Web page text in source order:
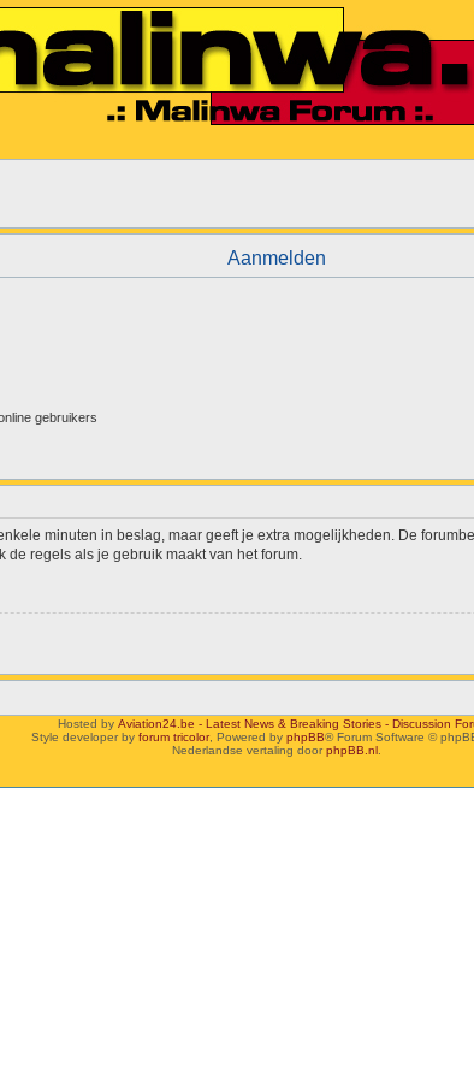
Aanmelden
gebruikers
minuten in beslag, maar geeft je extra mogelijkheden. De
regels als je gebruik maakt van het forum.
Hosted by Aviation24.be - Latest News & Breaking Stories - Discussion
Style developer by forum tricolor, Powered by phpBB® Forum Software ©
Nederlandse vertaling doorphpBB.nl